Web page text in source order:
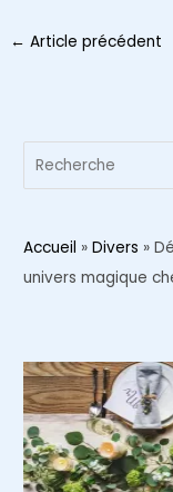
Navigation
← Article précédent
Accueil » Divers »
univers magique